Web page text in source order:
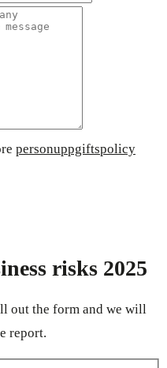
personuppgiftspolicy
risks 2025
out the form and we will
report.